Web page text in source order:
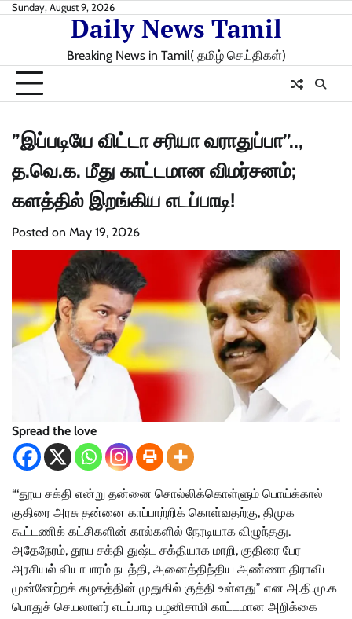
SkipSunday, August 9, 2026
Daily News Tamil
Breaking News in Tamil( தமிழ் செய்திகள்)
”இப்படியே விட்டா சரியா வராதுப்பா”..,
த.வெ.க. மீது காட்டமான விமர்சனம்;
களத்தில் இறங்கிய எடப்பாடி!
Posted on May 19, 2026
Spread the love
“‘தூய சக்தி என்று தன்னை சொல்லிக்கொள்ளும் பொய்க்கால்
குதிரை அரசு தன்னை காப்பாற்றிக் கொள்வதற்கு, திமுக
கூட்டணிக் கட்சிகளின் கால்களில் நேரடியாக விழுந்தது.
அதேநேரம், தூய சக்தி துஷ்ட சக்தியாக மாறி, குதிரை பேர
அரசியல் வியாபாரம் நடத்தி, அனைத்திந்திய அண்ணா திராவிட
முன்னேற்றக் கழகத்தின் முதுகில் குத்தி உள்ளது” என அ.தி.மு.க
பொதுச் செயலாளர் எடப்பாடி பழனிசாமி காட்டமான அறிக்கை